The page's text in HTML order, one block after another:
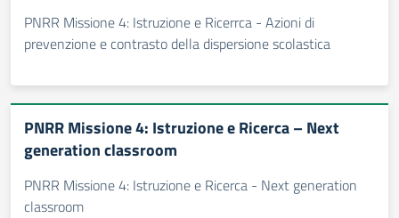
PNRR Missione 4: Istruzione e Ricerrca - Azioni di
prevenzione e contrasto della dispersione scolastica
PNRR Missione 4: Istruzione e Ricerca – Next
generation classroom
PNRR Missione 4: Istruzione e Ricerca - Next generation
classroom